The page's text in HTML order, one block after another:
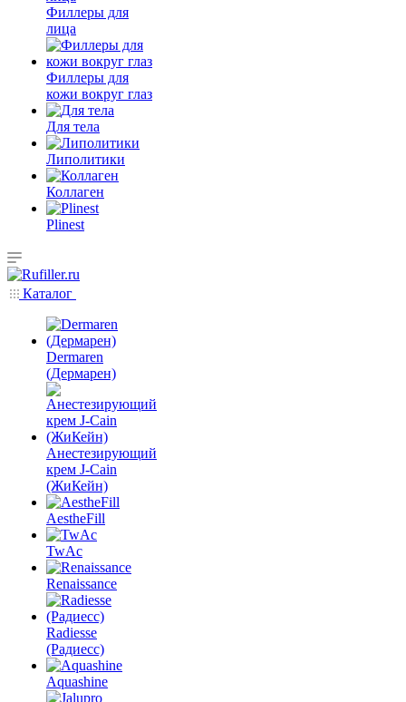
Филлеры для
лица
Филлеры для
кожи вокруг глаз
Для тела
Липолитики
Коллаген
Plinest
Каталог
Dermaren
(Дермарен)
Анестезирующий
крем J-Cain
(ЖиКейн)
AestheFill
TwAc
Renaissance
Radiesse
(Радиесс)
Aquashine